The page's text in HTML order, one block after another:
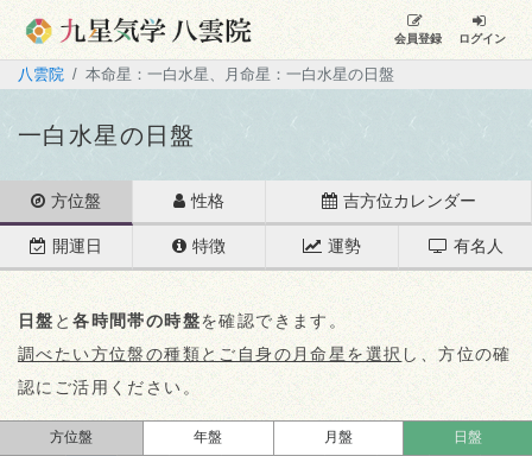
会員登録 ログイン
八雲院 本命星：一白水星、月命星：一白水星の日盤
一白水星の日盤
方位盤 性格 吉方位カレンダー
開運日 特徴 運勢 有名人
日盤 と各時間帯の時盤を確認できます。
調べたい方位盤の種類とご自身の月命星を選択 し、方位の確
認にご活用ください。
方位盤 年盤 月盤 日盤